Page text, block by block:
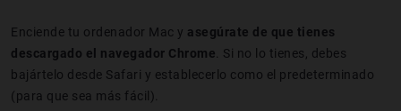
Enciende tu ordenador Mac y asegúrate de que tienes
descargado el navegador Chrome . Si no lo tienes, debes
bajártelo desde Safari y establecerlo como el predeterminado
(para que sea más fácil).